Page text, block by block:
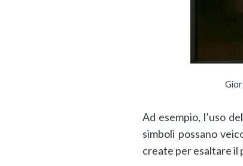
Ad esempio, l’uso
simboli possano
create per esaltare il